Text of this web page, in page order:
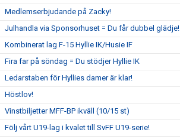
Medlemserbjudande på Zacky!
Julhandla via Sponsorhuset = Du får dubbel glädje!
Kombinerat lag F-15 Hyllie IK/Husie IF
Fira far på söndag = Du stödjer Hyllie IK
Ledarstaben för Hyllies damer är klar!
Höstlov!
Vinstbiljetter MFF-BP ikväll (10/15 st)
Följ vårt U19-lag i kvalet till SvFF U19-serie!